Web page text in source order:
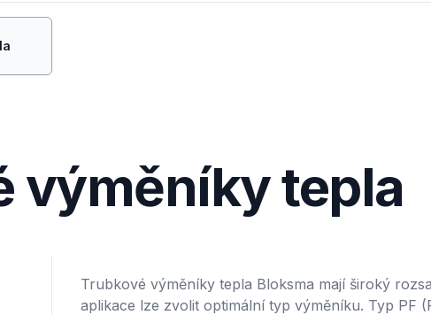
výměníky tepla
Trubkové výměníky tepla Bloksma mají široký
aplikace lze zvolit optimální typ výměníku. Typ PF